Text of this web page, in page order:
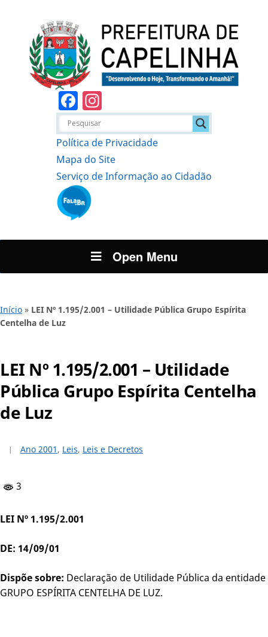
Facebook
Política de Privacidade
Mapa do Site
Serviço de Informação ao Cidadão
Open Menu
Início » LEI Nº 1.195/2.001 – Utilidade Pública Grupo Espírita
Centelha de Luz
LEI Nº 1.195/2.001 – Utilidade
Pública Grupo Espírita Centelha
de Luz
Ano 2001 , Leis, Leis e Decretos
3
LEI Nº 1.195/2.001
DE: 14/09/01
Dispõe sobre: Declaração de Utilidade Pública da entidade
GRUPO ESPÍRITA CENTELHA DE LUZ.